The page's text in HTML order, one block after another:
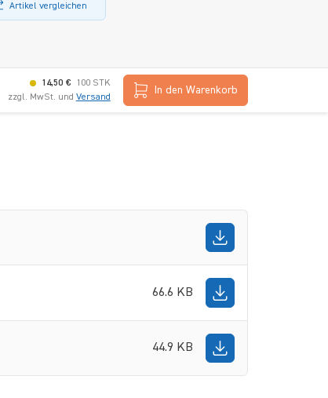
Artikel vergleichen
14,50 €
100 STK
zzgl. MwSt. und Versand
In den Warenkorb
66.6 KB
44.9 KB